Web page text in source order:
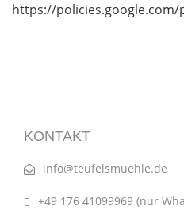
https://policies.google.com/
KONTAKT
info@teufelsmuehle.de
+49 176 41099969 (nur